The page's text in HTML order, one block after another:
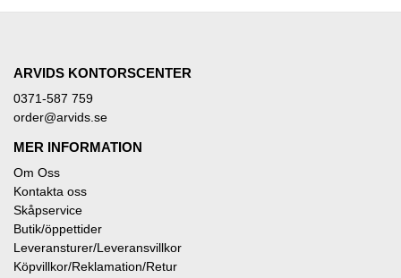
ARVIDS KONTORSCENTER
0371-587 759
order@arvids.se
MER INFORMATION
Om Oss
Kontakta oss
Skåpservice
Butik/öppettider
Leveransturer/Leveransvillkor
Köpvillkor/Reklamation/Retur